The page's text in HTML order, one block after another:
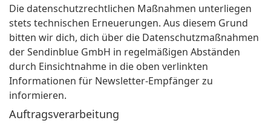
Die datenschutzrechtlichen Maßnahmen unterliegen
stets technischen Erneuerungen. Aus diesem Grund
bitten wir dich, dich über die Datenschutzmaßnahmen
der Sendinblue GmbH in regelmäßigen Abständen
durch Einsichtnahme in die oben verlinkten
Informationen für Newsletter-Empfänger zu
informieren.
Auftragsverarbeitung